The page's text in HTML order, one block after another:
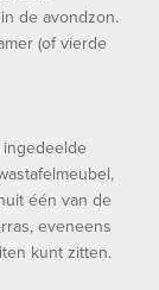
de avondzon.
(of vierde
één van de
eveneens
kunt zitten.